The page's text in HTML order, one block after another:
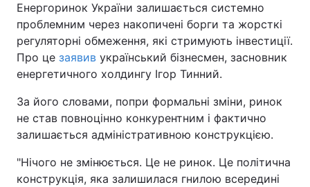
Енергоринок України залишається системно
проблемним через накопичені борги та жорсткі
регуляторні обмеження, які стримують інвестиції.
Про це заявив український бізнесмен, засновник
енергетичного холдингу Ігор Тинний.
За його словами, попри формальні зміни, ринок
не став повноцінно конкурентним і фактично
залишається адміністративною конструкцією.
"Нічого не змінюється. Це не ринок. Це політична
конструкція, яка залишилася гнилою всередині